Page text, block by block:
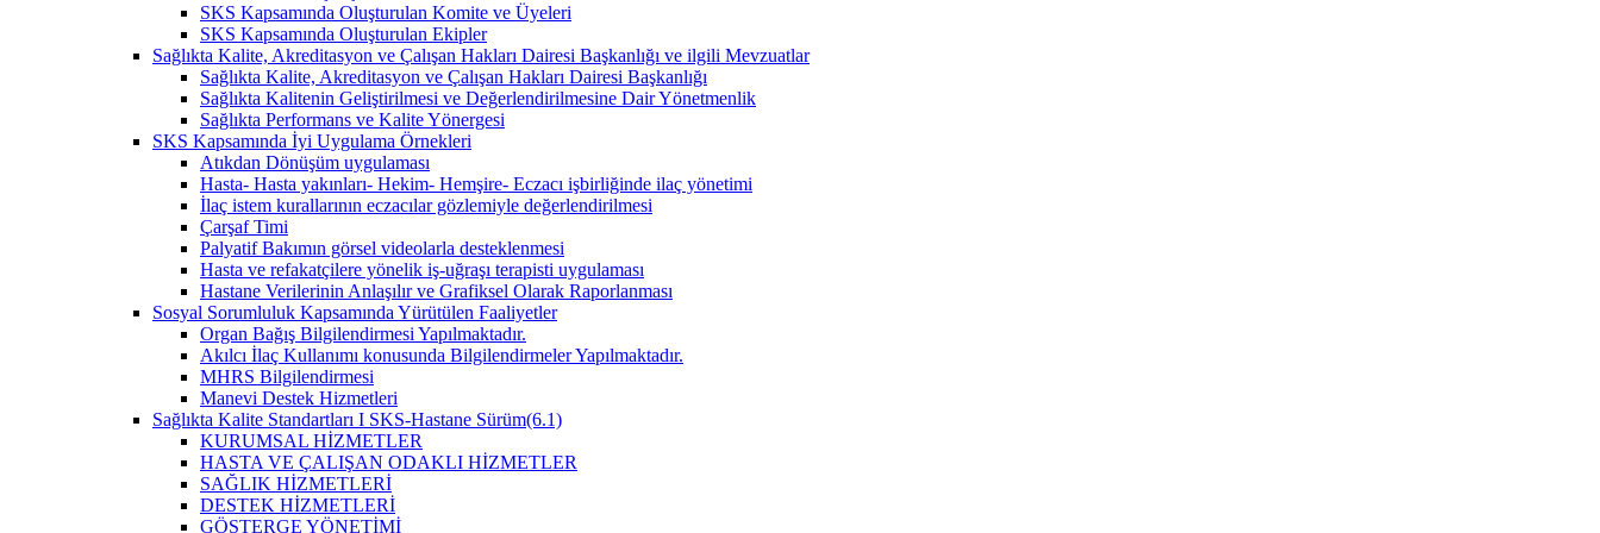
SKS Kapsamında Oluşturulan Komite ve Üyeleri
SKS Kapsamında Oluşturulan Ekipler
Sağlıkta Kalite, Akreditasyon ve Çalışan Hakları Dairesi Başkanlığı ve ilgili Mevzuatlar
Sağlıkta Kalite, Akreditasyon ve Çalışan Hakları Dairesi Başkanlığı
Sağlıkta Kalitenin Geliştirilmesi ve Değerlendirilmesine Dair Yönetmenlik
Sağlıkta Performans ve Kalite Yönergesi
SKS Kapsamında İyi Uygulama Örnekleri
Atıkdan Dönüşüm uygulaması
Hasta- Hasta yakınları- Hekim- Hemşire- Eczacı işbirliğinde ilaç yönetimi
İlaç istem kurallarının eczacılar gözlemiyle değerlendirilmesi
Çarşaf Timi
Palyatif Bakımın görsel videolarla desteklenmesi
Hasta ve refakatçilere yönelik iş-uğraşı terapisti uygulaması
Hastane Verilerinin Anlaşılır ve Grafiksel Olarak Raporlanması
Sosyal Sorumluluk Kapsamında Yürütülen Faaliyetler
Organ Bağış Bilgilendirmesi Yapılmaktadır.
Akılcı İlaç Kullanımı konusunda Bilgilendirmeler Yapılmaktadır.
MHRS Bilgilendirmesi
Manevi Destek Hizmetleri
Sağlıkta Kalite Standartları I SKS-Hastane Sürüm(6.1)
KURUMSAL HİZMETLER
HASTA VE ÇALIŞAN ODAKLI HİZMETLER
SAĞLIK HİZMETLERİ
DESTEK HİZMETLERİ
GÖSTERGE YÖNETİMİ